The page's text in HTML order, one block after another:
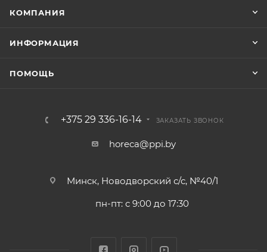
КОМПАНИЯ
ИНФОРМАЦИЯ
ПОМОЩЬ
+375 29 336-16-14 ЗАКАЗАТЬ ЗВОНОК
horeca@ppi.by
Минск, Новодворский с/с, №40/1
пн-пт: с 9:00 до 17:30